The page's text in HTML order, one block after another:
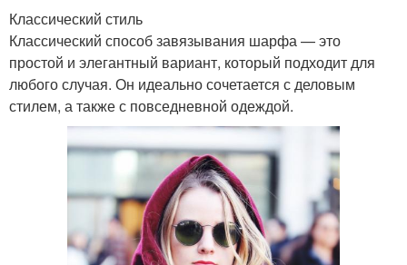
Классический стиль
Классический способ завязывания шарфа — это
простой и элегантный вариант, который подходит для
любого случая. Он идеально сочетается с деловым
стилем, а также с повседневной одеждой.